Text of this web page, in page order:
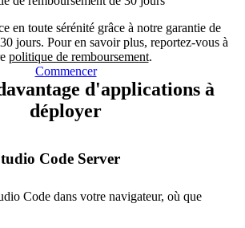
en toute sérénité grâce à notre garantie de
jours. Pour en savoir plus, reportez-vous à
politique de remboursement.
Commencer
d'applications à
déployer
Code Server
Code dans votre navigateur, où que